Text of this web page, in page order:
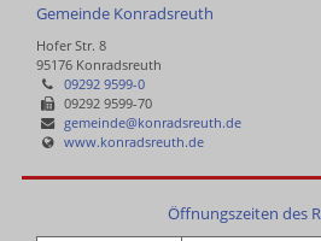
Gemeinde Konradsreuth
Hofer Str. 8
95176 Konradsreuth
09292 9599-0
09292 9599-70
gemeinde@konradsreuth.de
www.konradsreuth.de
Öffnungszeiten des